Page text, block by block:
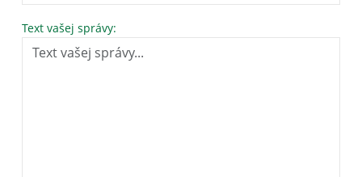
Text vašej správy: